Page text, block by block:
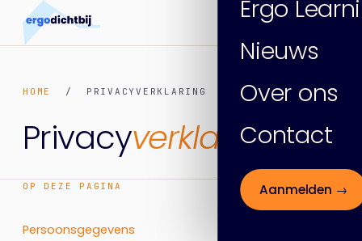
Ergo
Nieuws
Over ons
Contact
Aanmelden →
HOME / PRIVACYVERKLARING
Privacyverklaring.
OP DEZE PAGINA
Persoonsgegevens